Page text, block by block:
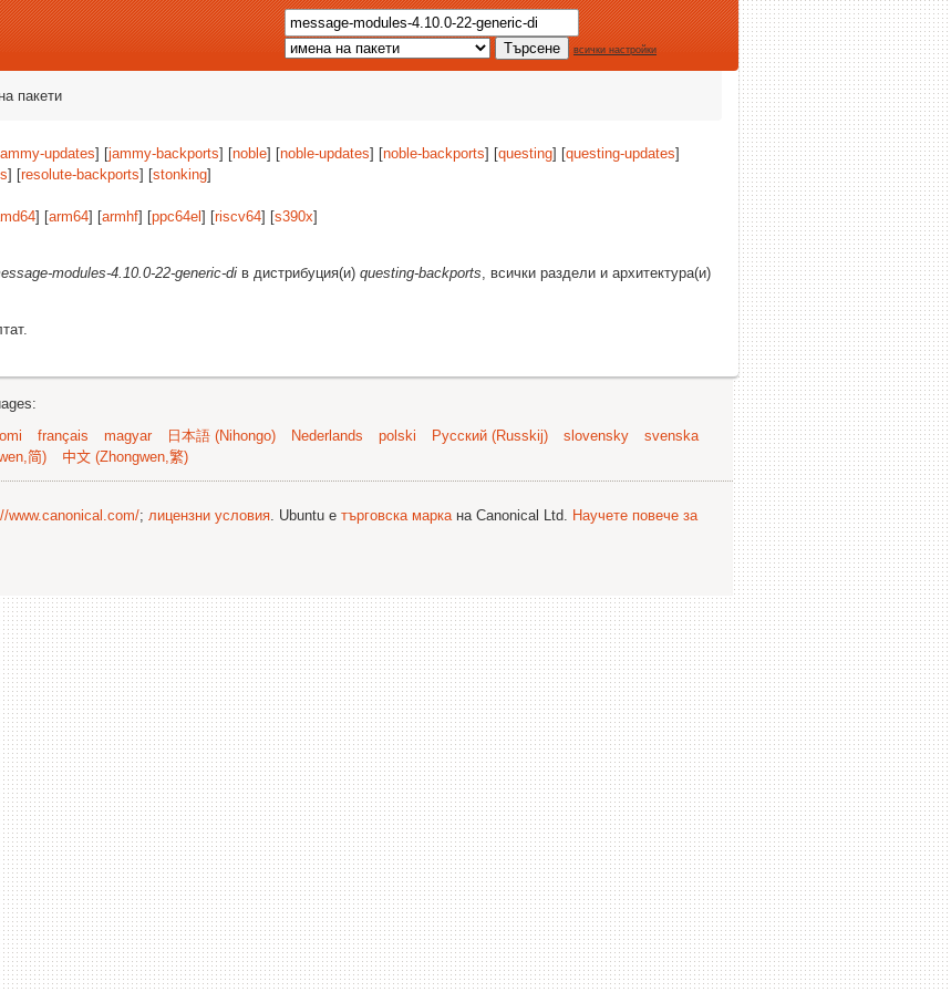
всички настройки
пакети
updates] [jammy-backports] [noble] [noble-updates] [noble-backports] [questing] [questing-updates]
] [resolute-backports] [stonking]
] [arm64] [armhf] [ppc64el ] [riscv64] [s390x]
modules-4.10.0-22-generic-di в дистрибуция(и) questing-backports, всички раздели и архитектура(и)
français magyar 日本語 (Nihongo) Nederlands polski Русский (Russkij) slovensky
svenska
简) 中文 (Zhongwen,繁)
www.canonical.com/; лицензни условия. Ubuntu е търговска маркана Canonical Ltd. Научете повече за